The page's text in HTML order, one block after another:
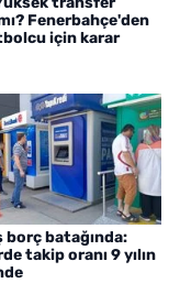
Fenerbahçe'den
için karar
batağında:
takip oranı 9 yılın